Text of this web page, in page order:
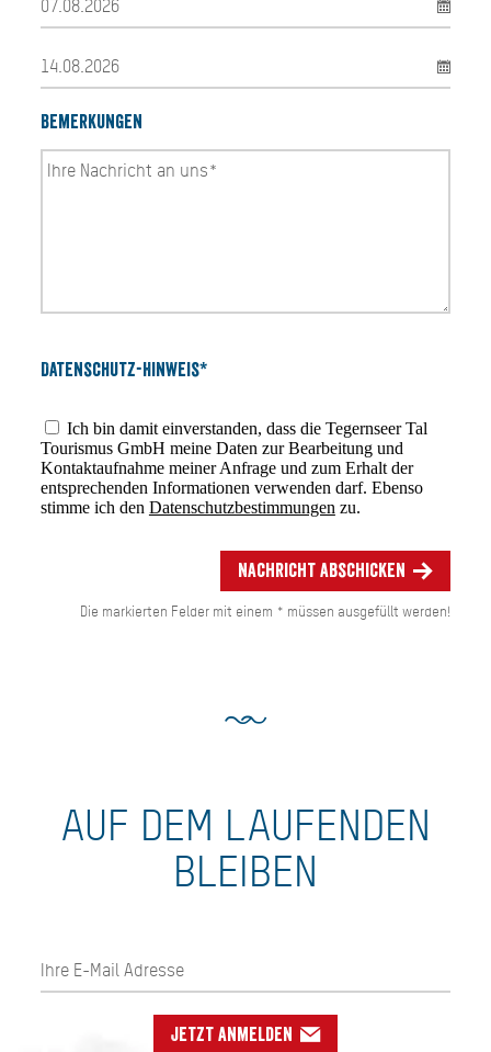
Bemerkungen
Datenschutz-Hinweis*
Ich bin damit einverstanden, dass die Tegernseer Tal
Tourismus GmbH meine Daten zur Bearbeitung und
Kontaktaufnahme meiner Anfrage und zum Erhalt der
entsprechenden Informationen verwenden darf. Ebenso
stimme ich den Datenschutzbestimmungen zu.
Nachricht abschicken
Die markierten Felder mit einem * müssen ausgefüllt werden!
AUF DEM LAUFENDEN
BLEIBEN
Jetzt anmelden